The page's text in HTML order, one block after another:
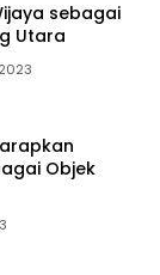
sebagai
Utara
Objek